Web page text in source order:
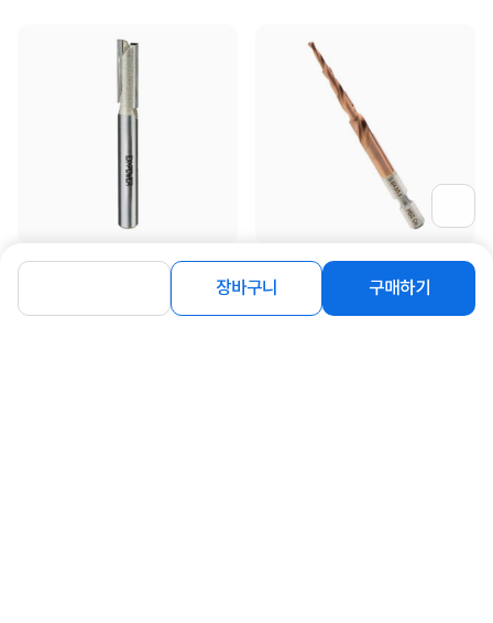
장바구니 구매하기
[이엑스파워] 트리머비트 평 샹크
3,300원
[이엑스파워] 롱스텝드릴 코발트 3 4
5mm ELK-345
6,200원